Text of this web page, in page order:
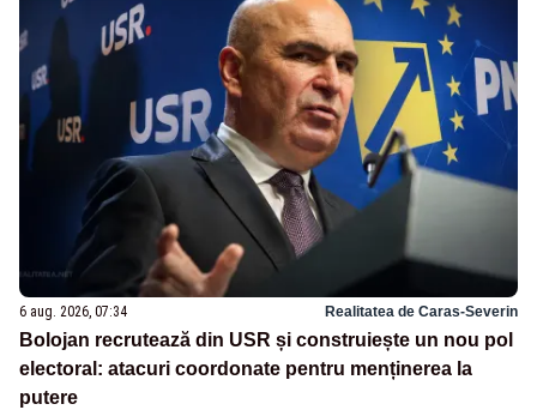
6 aug. 2026, 07:34 Realitatea de Caras-Severin
Bolojan recrutează din USR și construiește un nou pol
electoral: atacuri coordonate pentru menținerea la
putere